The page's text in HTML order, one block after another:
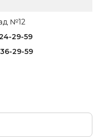
№12
29-59
29-59